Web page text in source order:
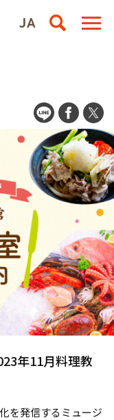
年11月料理教
を発信するミュージ